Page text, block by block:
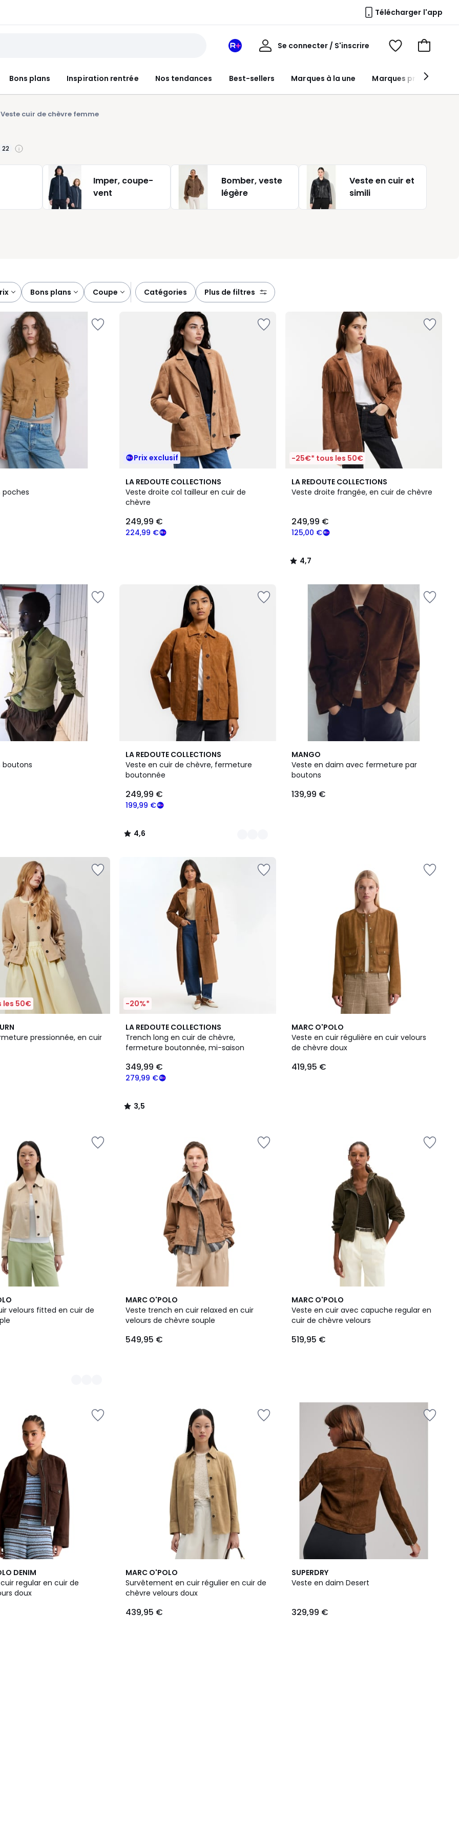
Télécharger l'app
Bons plans Inspiration rentrée Nos tendances Best-sellers Marques à la une Marques premium
Mon
Redoute
Se connecter / S'inscrire
Mon
Voir
Voir
panier
Veste cuir de chèvre femme
22
Imper, coupe-
vent
Bomber, veste
légère
Veste en cuir et
simili
prix bons plans coupe catégories plus de filtres
poches
Prix exclusif
LA REDOUTE COLLECTIONS
Veste droite col tailleur en cuir de
chèvre
224,99 €
249,99 €
-25€* tous les 50€
LA REDOUTE COLLECTIONS
Veste droite frangée, en cuir de chèvre
125,00 €
249,99 €
4,7
/ 5
4,7
/
boutons
LA REDOUTE COLLECTIONS
Veste en cuir de chèvre, fermeture
boutonnée
199,99 €
249,99 €
4,6
/ 5
2
Couleurs
4,6
/
MANGO
Veste en daim avec fermeture par
boutons
139,99 €
les 50€
pressionnée, en cuir
-20%*
LA REDOUTE COLLECTIONS
Trench long en cuir de chèvre,
fermeture boutonnée, mi-saison
279,99 €
349,99 €
3,5
/ 5
3,5
/
MARC O'POLO
Veste en cuir régulière en cuir velours
de chèvre doux
419,95 €
velours fitted en cuir de
MARC O'POLO
Veste trench en cuir relaxed en cuir
velours de chèvre souple
549,95 €
MARC O'POLO
Veste en cuir avec capuche regular en
cuir de chèvre velours
519,95 €
DENIM
regular en cuir de
doux
MARC O'POLO
Survêtement en cuir régulier en cuir de
chèvre velours doux
439,95 €
SUPERDRY
Veste en daim Desert
329,99 €